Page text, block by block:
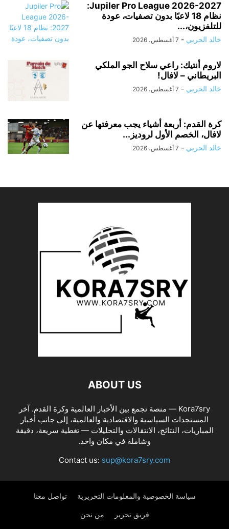
Jupiler Pro League 2026-2027:
نظام 18 لاعبًا بدون تصفيات، عودة
للتلفزيون،...
خالد الحربي - 7 أغسطس، 2026
لاروم أنتيك: راعي سلاح الجو الملكي
البريطاني – لافال!
خالد الحربي - 7 أغسطس، 2026
كرة القدم: أربعة أشياء يجب معرفتها عن
لافال، الخصم الأول لروديز...
خالد الحربي - 7 أغسطس، 2026
ABOUT US
Kora7sry — منصة تجمع بين الأخبار العالمية وكرة القدم. آخر
المستجدات السياسية والاقتصادية والعالمية، إلى جانب أخبار
المباريات، النتائج، الانتقالات والتحليلات — تغطية سريعة، دقيقة
وشاملة في مكان واحد.
Contact us: sup@kora7sry.com
سياسة الخصوصية والمعلومات التحريرية تواصل معنا
فريق تحرير من نحن